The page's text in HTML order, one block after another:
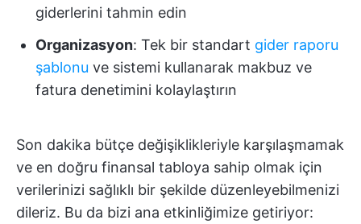
giderlerini tahmin edin
Organizasyon: Tek bir standart gider raporu
şablonu ve sistemi kullanarak makbuz ve
fatura denetimini kolaylaştırın
Son dakika bütçe değişiklikleriyle karşılaşmamak
ve en doğru finansal tabloya sahip olmak için
verilerinizi sağlıklı bir şekilde düzenleyebilmenizi
dileriz. Bu da bizi ana etkinliğimize getiriyor: